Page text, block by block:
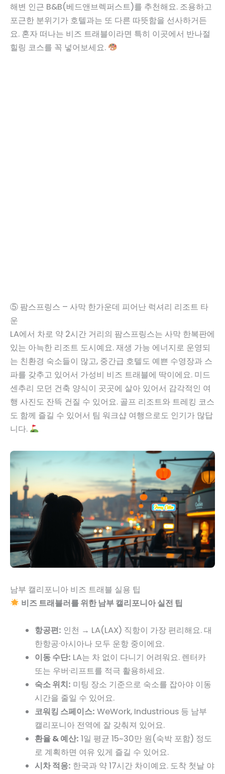
해변 인근 B&B(베드앤브렉퍼스트)를 추천해요. 조용하고
포근한 분위기가 호텔과는 또 다른 따뜻함을 선사하거든
요. 혼자 떠나는 비즈 트래블이라면 특히 이곳에서 반나절
힐링 코스를 꼭 넣어보세요.
⑤ 팜스프링스 – 사막 한가운데 피어난 럭셔리 리조트 타
운
LA에서 차로 약 2시간 거리의 팜스프링스는 사막 한복판에
있는 아늑한 리조트 도시예요. 재생 가능 에너지로 운영되
는 친환경 숙소들이 많고, 중간급 호텔도 예쁜 수영장과 스
파를 갖추고 있어서 가성비 비즈 트래블에 딱이에요. 미드
센추리 모던 건축 양식이 곳곳에 살아 있어서 감각적인 여
행 사진도 잔뜩 건질 수 있어요. 골프 리조트와 트레킹 코스
도 함께 즐길 수 있어서 팀 워크샵 여행으로도 인기가 많답
니다.
남부 캘리포니아 비즈 트래블 실용 팁
비즈 트래블러를 위한 남부 캘리포니아 실전 팁
항공편: 인천 → LA(LAX) 직항이 가장 편리해요. 대
한항공·아시아나 모두 운항 중이에요.
이동 수단: LA는 차 없이 다니기 어려워요. 렌터카
또는 우버·리프트를 적극 활용하세요.
숙소 위치: 미팅 장소 기준으로 숙소를 잡아야 이동
시간을 줄일 수 있어요.
코워킹 스페이스: WeWork, Industrious 등 남부
캘리포니아 전역에 잘 갖춰져 있어요.
환율 & 예산: 1일 평균 15~30만 원(숙박 포함) 정도
로 계획하면 여유 있게 즐길 수 있어요.
시차 적응: 한국과 약 17시간 차이예요. 도착 첫날 야